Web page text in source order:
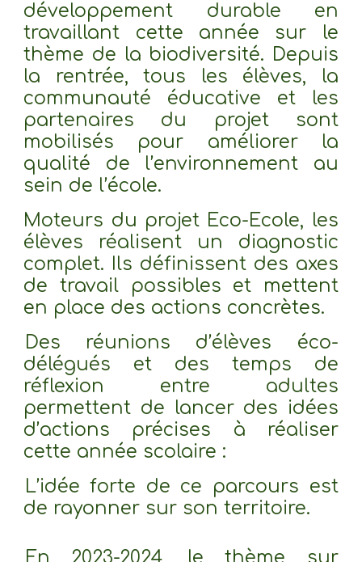
développement durable en
travaillant cette année sur le
thème de la biodiversité. Depuis
la rentrée, tous les élèves, la
communauté éducative et les
partenaires du projet sont
mobilisés pour améliorer la
qualité de l’environnement au
sein de l’école.
Moteurs du projet Eco-Ecole, les
élèves réalisent un diagnostic
complet. Ils définissent des axes
de travail possibles et mettent
en place des actions concrètes.
Des réunions d’élèves éco-
délégués et des temps de
réflexion entre adultes
permettent de lancer des idées
d’actions précises à réaliser
cette année scolaire :
L’idée forte de ce parcours est
de rayonner sur son territoire.
En 2023-2024, le thème sur